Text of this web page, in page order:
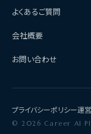
よくあるご質問
会社概要
お問い合わせ
プライバシーポリシー運
© 2026 Career AI